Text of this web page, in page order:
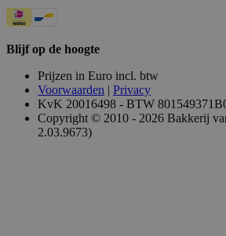
Blijf op de hoogte
Prijzen in Euro incl. btw
Voorwaarden | Privacy
KvK 20016498 - BTW
Copyright © 2010 - 2026 Bakkerij
2.03.9673)